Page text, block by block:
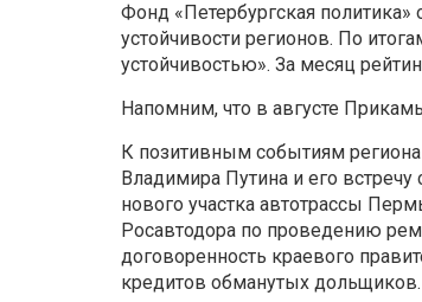
Фонд «Петербургская
устойчивости регионов. По
устойчивостью». За месяц
Напомним, что в августе
К позитивным событиям
Владимира Путина и его
нового участка автотрассы
Росавтодора по проведению
договоренность краевого
кредитов обманутых дольщиков.